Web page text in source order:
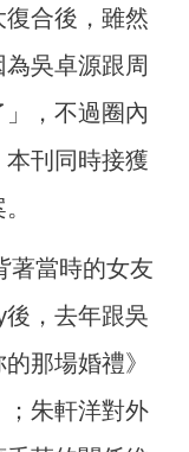
復合後，雖然
吳卓源跟周
，不過圈內
刊同時接獲
著當時的女友
，去年跟吳
那場婚禮》
；朱軒洋對外